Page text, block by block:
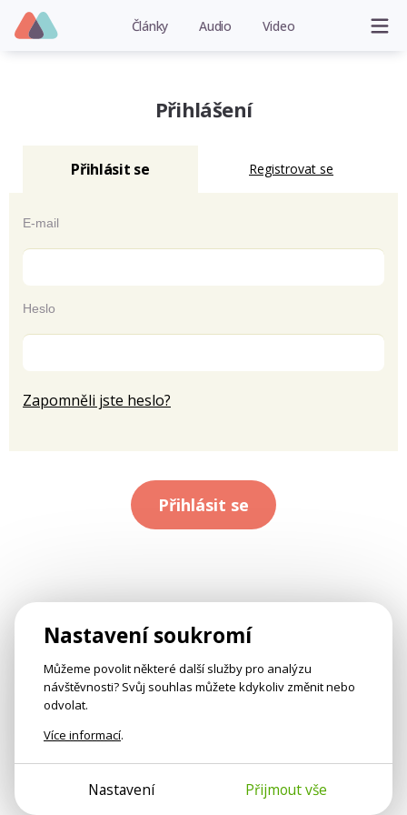
Články Audio Video
Přihlášení
Přihlásit se Registrovat se
E-mail
Heslo
Zapomněli jste heslo?
Přihlásit se
Nastavení soukromí
Můžeme povolit některé další služby pro analýzu
návštěvnosti? Svůj souhlas můžete kdykoliv změnit nebo
odvolat.
Více informací.
Nastavení Přijmout vše